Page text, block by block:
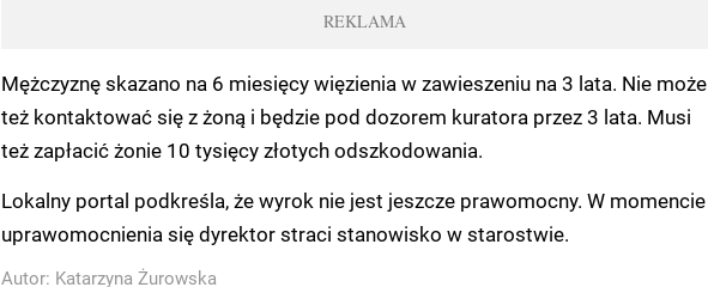
REKLAMA
Mężczyznę skazano na 6 miesięcy więzienia w zawieszeniu na 3 lata. Nie może
też kontaktować się z żoną i będzie pod dozorem kuratora przez 3 lata. Musi
też zapłacić żonie 10 tysięcy złotych odszkodowania.
Lokalny portal podkreśla, że wyrok nie jest jeszcze prawomocny. W momencie
uprawomocnienia się dyrektor straci stanowisko w starostwie.
Autor: Katarzyna Żurowska